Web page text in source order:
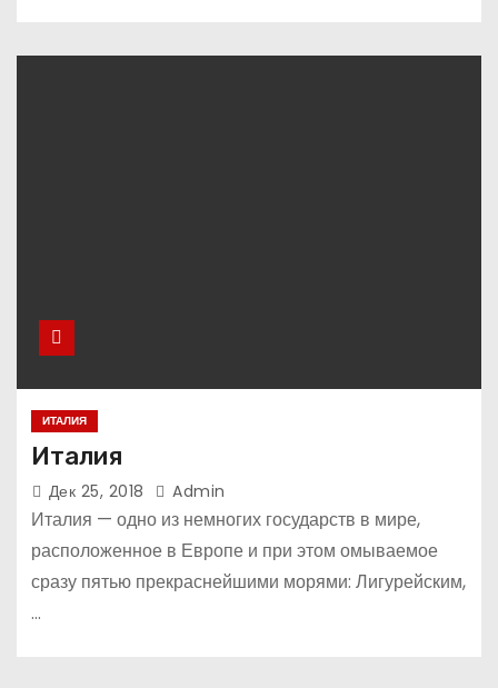
ИТАЛИЯ
Италия
Дек 25, 2018 Admin
Италия — одно из немногих государств в мире,
расположенное в Европе и при этом омываемое
сразу пятью прекраснейшими морями: Лигурейским,
…